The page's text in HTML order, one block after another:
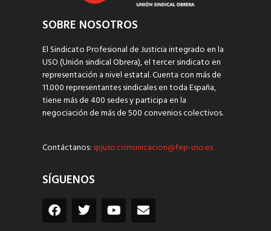
SOBRE NOSOTROS
El Sindicato Profesional de Justicia integrado en la
USO (Unión sindical Obrera), el tercer sindicato en
representación a nivel estatal. Cuenta con más de
11.000 representantes sindicales en toda España,
tiene más de 400 sedes y participa en la
negociación de más de 500 convenios colectivos.
Contáctanos: spjuso.comunicacion@fep-uso.es
SÍGUENOS